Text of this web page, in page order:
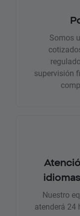
Somos
supervisión
Nuestro
atenderá 24